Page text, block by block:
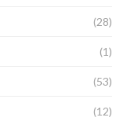
(28)
(1)
(53)
(12)